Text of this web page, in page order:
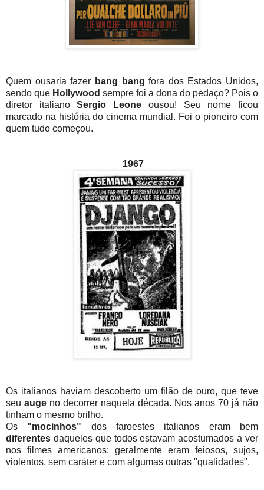
Quem ousaria fazer bang bangfora dos Estados Unidos,
sendo que Hollywood sempre foi a dona do pedaço? Pois o
diretor italianoSergio Leone ousou! Seu nome ficou
marcado na história do cinema mundial. Foi o pioneiro com
quem tudo começou.
1967
Os italianos haviam descoberto um filão de ouro, que teve
seu auge no decorrer naquela década. Nos anos 70 já não
tinham o mesmo brilho.
Os "mocinhos" dos faroestes italianos eram bem
diferentes daqueles que todos estavam acostumados a ver
nos filmes americanos: geralmente eram feiosos, sujos,
violentos, sem caráter e com algumas outras "qualidades".